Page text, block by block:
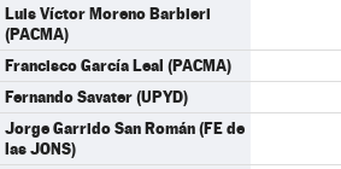
Luis Víctor Moreno Barbieri
(PACMA)
Francisco García Leal (PACMA)
Fernando Savater (UPYD)
Jorge Garrido San Román (FE de
las JONS)